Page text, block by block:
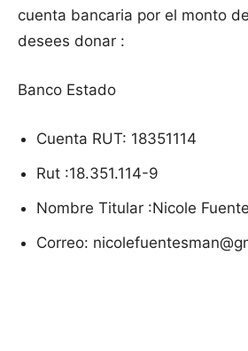
cuenta bancaria por el monto
desees donar :
Banco Estado
Cuenta RUT: 18351114
Rut :18.351.114-9
Nombre Titular :Nicole
Correo: